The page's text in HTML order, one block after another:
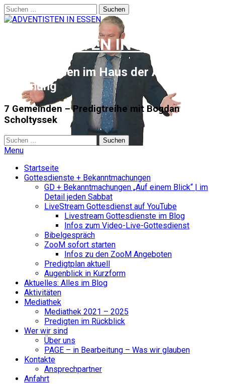
Suchen
nach:
ADVENTISTEN IN ESSEN
Glauben leben im Haus der Advent
Hoffnung
7 Gemeinden – Predigtreihe mit Bogdan
Scholtyssek
Suchen
nach:
Menu
Startseite
Gottesdienste + Bekanntmachungen
GD + Bekanntmachungen „Auf einem Blick“ | im
Detail jeden Sabbat
LiveStream Gottesdienst auf YouTube
Livestream Gottesdienste im Blog
Infos zum Video-Live-Gottesdienst
Bibelgespräch
ZooM sofort starten
Infos zu den ZooM Angeboten
Predigtplan aktuell
Augenblick in Kurzform
Aktuelles: Alles im Blog
Aktivitäten
Mediathek
Mediathek 2021 – 2025
Predigten im Rückblick
Wer wir sind
Über uns
PAGE – in Bearbeitung – Was wir glauben
Kontakte
Ansprechpartner
Anfahrt